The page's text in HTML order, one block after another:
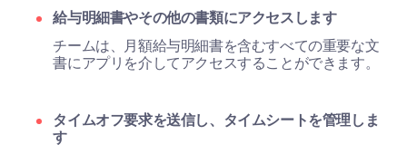
給与明細書やその他の書類にアクセスします
チームは、月額給与明細書を含むすべての重要な文
書にアプリを介してアクセスすることができます。
タイムオフ要求を送信し、タイムシートを管理しま
す